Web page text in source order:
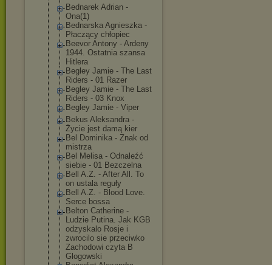
Bednarek Adrian -
Ona(1)
Bednarska Agnieszka -
Płaczący chłopiec
Beevor Antony - Ardeny
1944. Ostatnia szansa
Hitlera
Begley Jamie - The Last
Riders - 01 Razer
Begley Jamie - The Last
Riders - 03 Knox
Begley Jamie - Viper
Bekus Aleksandra -
Życie jest damą kier
Bel Dominika - Znak od
mistrza
Bel Melisa - Odnaleźć
siebie - 01 Bezczelna
Bell A.Z. - After All. To
on ustala reguły
Bell A.Z. - Blood Love.
Serce bossa
Belton Catherine -
Ludzie Putina. Jak KGB
odzyskalo Rosje i
zwrocilo sie przeciwko
Zachodowi czyta B
Glogowski